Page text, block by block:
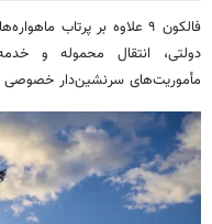
فالکون ۹ علاوه بر پرتاب
دولتی، انتقال محموله و
مأموریت‌های سرنشین‌دار خصوصی